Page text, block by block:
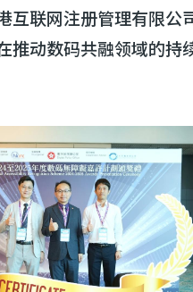
互联网注册管理有限
推动数码共融领域的